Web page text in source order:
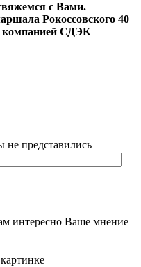
с Вами.
Рокоссовского 40
компанией СДЭК
не представились
интересно Ваше мнение